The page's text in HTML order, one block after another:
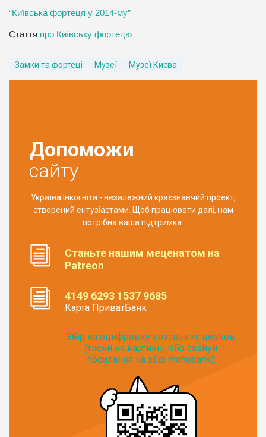
“Київська фортеця у 2014-му”
Стаття про Київську фортецю
Замки та фортеці Музеї Музеї Києва
Допоможи
сайту
Україна Інкогніта - незалежний краєзнавчий проект,
створений ентузіастами. Щоб працювати далі, нам
потрібна ваша підтримка.
Станьте нашим меценатом на
Patreon
4149 6293 1537 9685
Карта ПриватБанк
Збір на оцифровку козацьких церков
(тисни на картинці, або скануй
посилання на збір monobank):